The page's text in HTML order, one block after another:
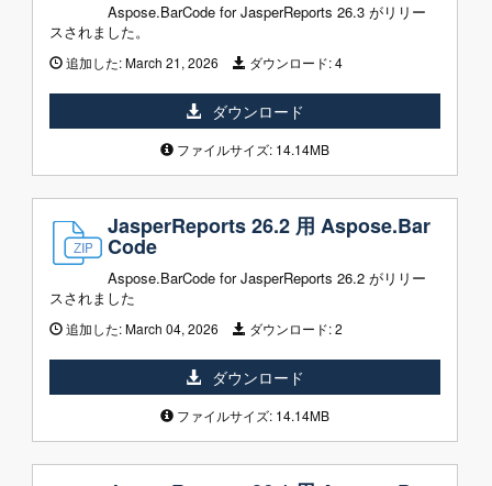
Aspose.BarCode for JasperReports 26.3 がリリー
スされました。
追加した:March 21, 2026 ダウンロード:4
ダウンロード
ファイルサイズ: 14.14MB
JasperReports 26.2 用 Aspose.Bar
Code
Aspose.BarCode for JasperReports 26.2 がリリー
スされました
追加した:March 04, 2026 ダウンロード:2
ダウンロード
ファイルサイズ: 14.14MB